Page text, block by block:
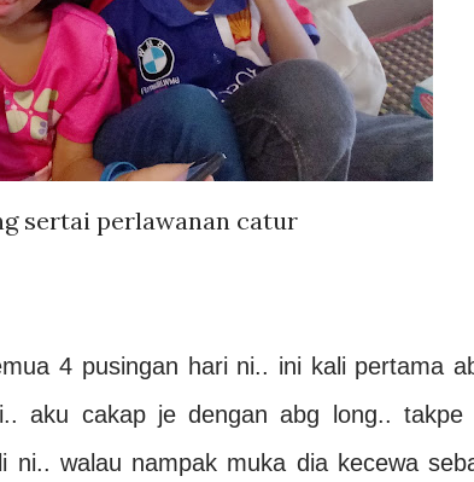
sertai perlawanan catur
4 pusingan hari ni.. ini kali pertama
aku cakap je dengan abg long.. takpe
ni.. walau nampak muka dia kecewa